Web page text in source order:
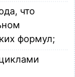
что
формул;